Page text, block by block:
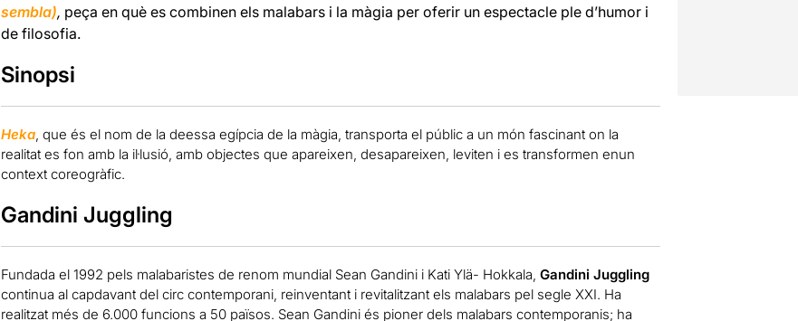
sembla), peça en què es combinen els malabars i la màgia per oferir un espectacle ple d’humor i
de filosofia.
Sinopsi
Heka, que és el nom de la deessa egípcia de la màgia, transporta el públic a un món fascinant on la
realitat es fon amb la il·lusió, amb objectes que apareixen, desapareixen, leviten i es transformen enun
context coreogràfic.
Gandini Juggling
Fundada el 1992 pels malabaristes de renom mundial Sean Gandini i Kati Ylä- Hokkala, Gandini Juggling
continua al capdavant del circ contemporani, reinventant i revitalitzant els malabars pel segle XXI. Ha
realitzat més de 6.000 funcions a 50 països. Sean Gandini és pioner dels malabars contemporanis; ha